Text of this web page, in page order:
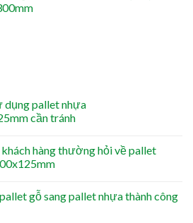
dụng pallet nhựa
cần tránh
hàng thường hỏi về pallet
gỗ sang pallet nhựa thành công